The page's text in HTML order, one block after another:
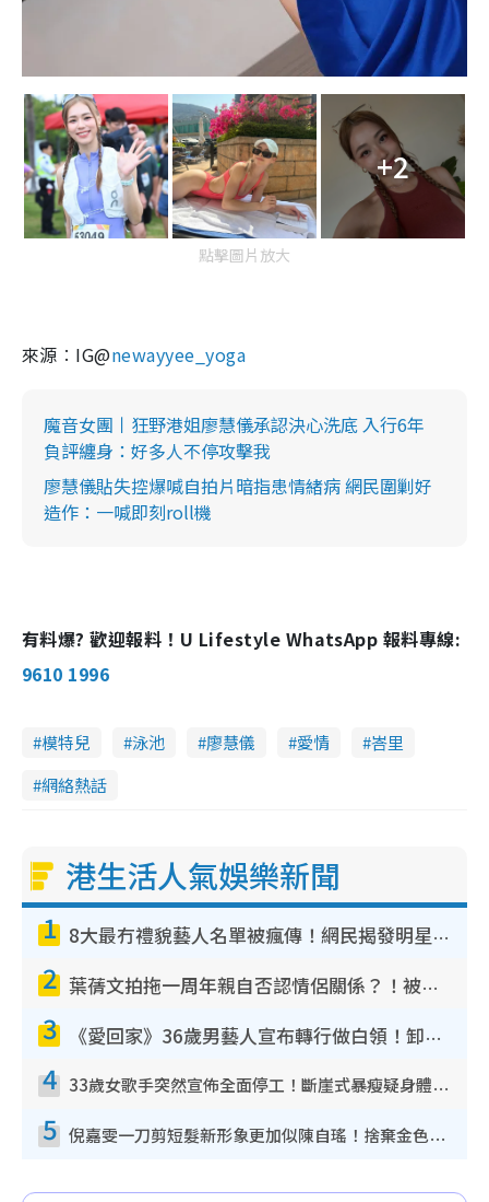
+2
點擊圖片放大
來源︰IG@newayyee_yoga
魔音女團丨狂野港姐廖慧儀承認決心洗底 入行6年
負評纏身：好多人不停攻擊我
廖慧儀貼失控爆喊自拍片暗指患情緒病 網民圍剿好
造作：一喊即刻roll機
有料爆? 歡迎報料！U Lifestyle WhatsApp 報料專線:
9610 1996
模特兒 泳池 廖慧儀 愛情
峇里
網絡熱話
港生活人氣娛樂新聞
1 8大最冇禮貌藝人名單被瘋傳！網民揭發明星真面目 一致數臭呢位係無品天花板？
2 葉蒨文拍拖一周年親自否認情侶關係？！被質疑感情造假竟稱GM「普通同事」
3 《愛回家》36歲男藝人宣布轉行做白領！卸下藝人身份回歸素人平淡生活
4 33歲女歌手突然宣佈全面停工！斷崖式暴瘦疑身體亮紅燈！聲明曝︰將暫時淡出
5 倪嘉雯一刀剪短髮新形象更加似陳自瑤！捨棄金色長髮造型氣質大變超驚喜